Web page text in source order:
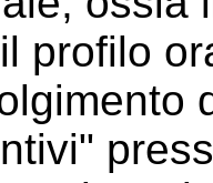
profilo